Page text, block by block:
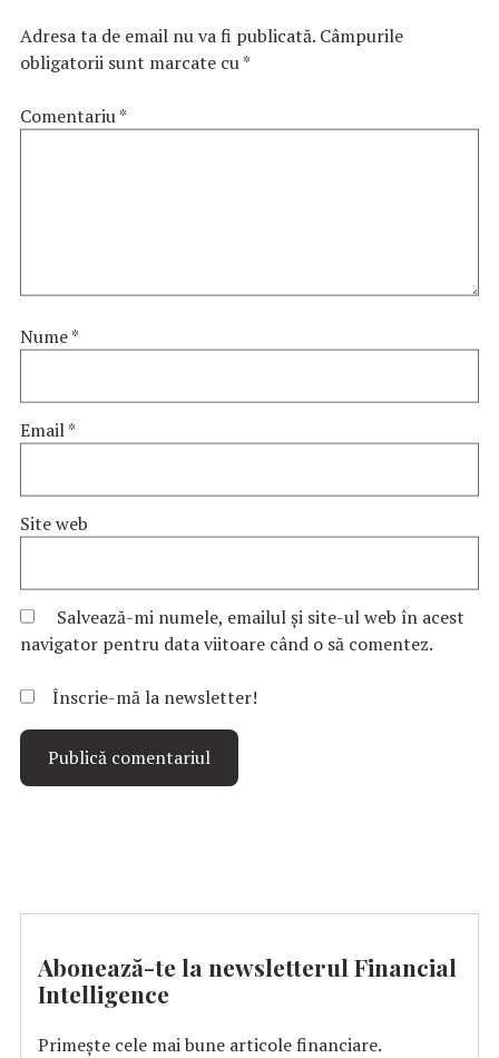
Adresa ta de email nu va fi publicată. Câmpurile
obligatorii sunt marcate cu*
Comentariu*
Nume*
Email*
Site web
Salvează-mi numele, emailul și site-ul web în acest
navigator pentru data viitoare când o să comentez.
Înscrie-mă la newsletter!
Abonează-te la newsletterul Financial
Intelligence
Primește cele mai bune articole financiare.